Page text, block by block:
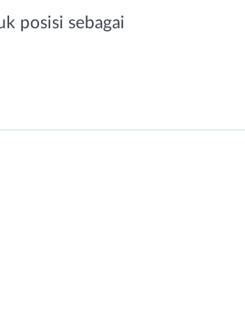
posisi sebagai